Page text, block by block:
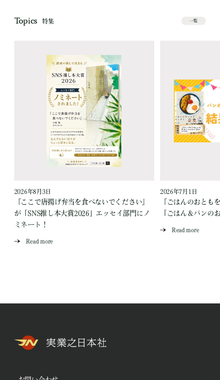
Topics 特集 一覧
2026年8月3日
『ここで唐揚げ弁当を食べないでください』
が「SNS推し本大賞2026」エッセイ部門にノ
ミネート！
Read more
2026年7月1日
『ごはんのおとも
「ごはん＆パンの
Read more